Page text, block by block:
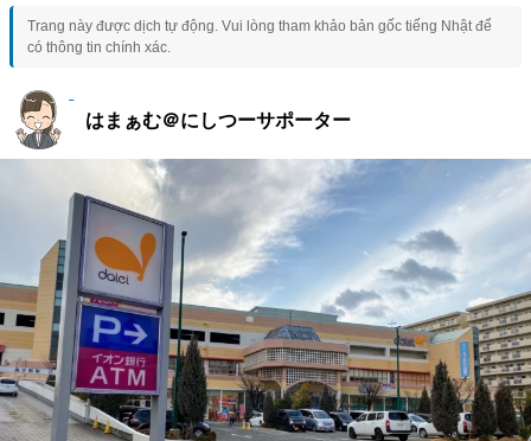
Trang này được dịch tự động. Vui lòng tham khảo bản gốc tiếng Nhật để
có thông tin chính xác.
はまぁむ＠にしつーサポーター